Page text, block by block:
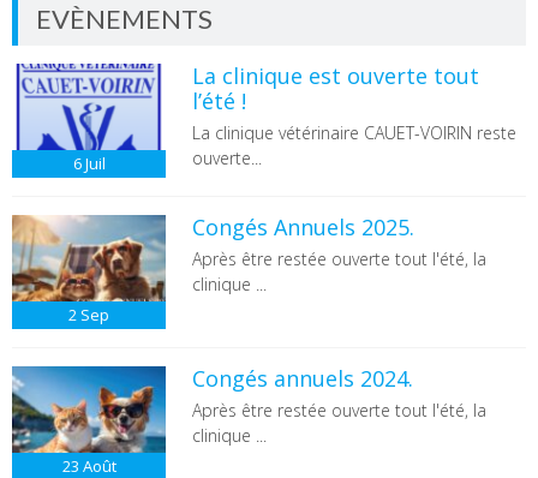
EVÈNEMENTS
6Juil
La clinique est ouverte tout
l’été !
La clinique vétérinaire CAUET-VOIRIN reste
ouverte...
2 Sep
Congés Annuels 2025.
Après être restée ouverte tout l'été, la
clinique ...
23 Août
Congés annuels 2024.
Après être restée ouverte tout l'été, la
clinique ...